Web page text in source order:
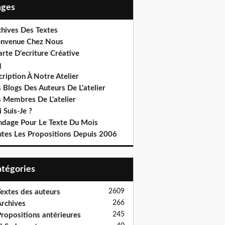
Des Textes
Chez Nous
D'ecriture Créative
À Notre Atelier
Blogs Des Auteurs De L'atelier
Membres De L'atelier
Suis-Je ?
Pour Le Texte Du Mois
Les Propositions Depuis 2006
des auteurs 2609
266
antérieures 245